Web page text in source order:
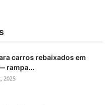
carros rebaixados em
rampa...
2025